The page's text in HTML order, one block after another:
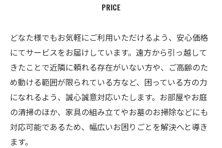
PRICE
どなた様でもお気軽にご利用いただけるよう、安心価格
にてサービスをお届けしています。遠方から引っ越して
きたことで近隣に頼れる存在がいない方や、ご高齢のた
め動ける範囲が限られている方など、困っている方の力
になれるよう、誠心誠意対応いたします。お部屋やお庭
の清掃のほか、家具の組み立てやお墓のお掃除などにも
対応可能であるため、幅広いお困りごとを解決へと導き
ます。